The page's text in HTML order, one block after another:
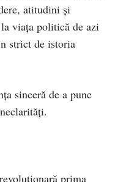
atitudini și
viața politică de azi
strict de istoria
sinceră de a pune
prima